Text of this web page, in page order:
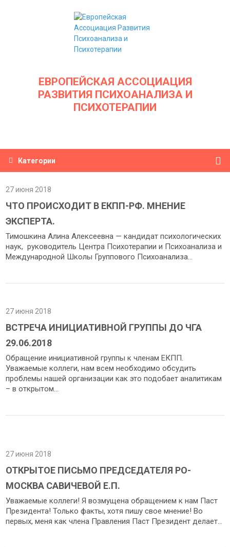
ЕВРОПЕЙСКАЯ АССОЦИАЦИЯ
РАЗВИТИЯ ПСИХОАНАЛИЗА И
ПСИХОТЕРАПИИ
Категории
27 июня 2018
ЧТО ПРОИСХОДИТ В ЕКПП-РФ. МНЕНИЕ
ЭКСПЕРТА.
Тимошкина Алина Алексеевна — кандидат психологических
наук, руководитель Центра Психотерапии и Психоанализа и
Международной Школы Группового Психоанализа...
27 июня 2018
ВСТРЕЧА ИНИЦИАТИВНОЙ ГРУППЫ ДО ЧГА
29.06.2018
Обращение инициативной группы к членам ЕКПП.
Уважаемые коллеги, нам всем необходимо обсудить
проблемы нашей организации как это подобает аналитикам
– в открытом...
27 июня 2018
ОТКРЫТОЕ ПИСЬМО ПРЕДСЕДАТЕЛЯ РО-
МОСКВА САВИЧЕВОЙ Е.П.
Уважаемые коллеги! Я возмущена обращением к нам Паст
Президента! Только факты, хотя пишу свое мнение! Во
первых, меня как члена Правления Паст Президент делает...